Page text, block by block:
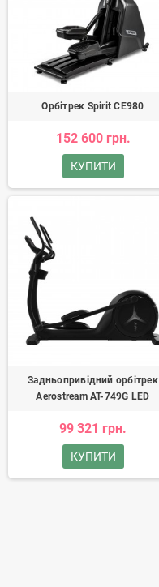
Орбітрек Spirit CE980
152 600 грн.
КУПИТИ
Задньопривідний орбітрек
Aerostream AT-749G LED
99 321 грн.
КУПИТИ